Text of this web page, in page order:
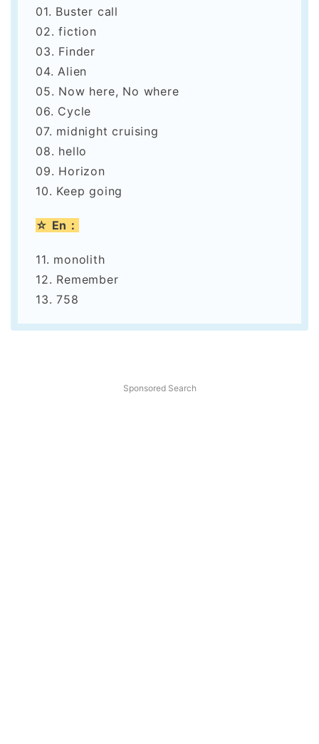
01. Buster call
02. fiction
03. Finder
04. Alien
05. Now here, No where
06. Cycle
07. midnight cruising
08. hello
09. Horizon
10. Keep going
☆ En：
11. monolith
12. Remember
13. 758
Sponsored Search